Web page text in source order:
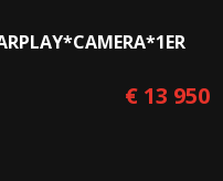
€ 13 950